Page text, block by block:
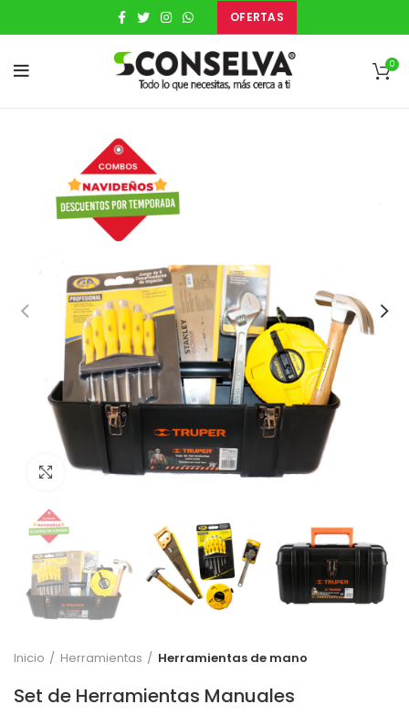
OFERTAS
0
Clic para expandir
Inicio Herramientas Herramientas de mano
Set de Herramientas Manuales